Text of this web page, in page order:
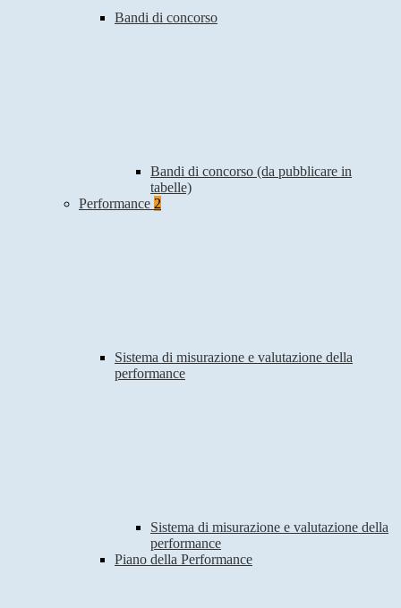
Bandi di concorso
Bandi di concorso (da pubblicare in
tabelle)
Performance 2
Sistema di misurazione e valutazione della
performance
Sistema di misurazione e valutazione della
performance
Piano della Performance